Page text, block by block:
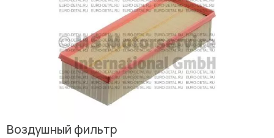
Воздушный фильтр